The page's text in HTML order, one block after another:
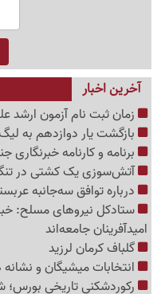
آخرین اخبار
زمان ثبت نام آزمون ارشد علوم
بازگشت یار دوازدهم به لیگ
برنامه و کارنامه خبرنگاری
آتش‌سوزی یک کشتی در
درباره توافق سه‌جانبه
ستادکل نیروهای مسلح:
امیدآفرینان جامعه‌اند
گلباف کرمان لرزید
انتخابات میشیگان و نشانه